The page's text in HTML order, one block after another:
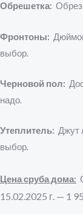
Обрешетка:
Фронтоны:
выбор.
Черновой пол:
надо.
Утеплитель: Джут
выбор.
Цена сруба дома:
15.02.2025 г. — 1